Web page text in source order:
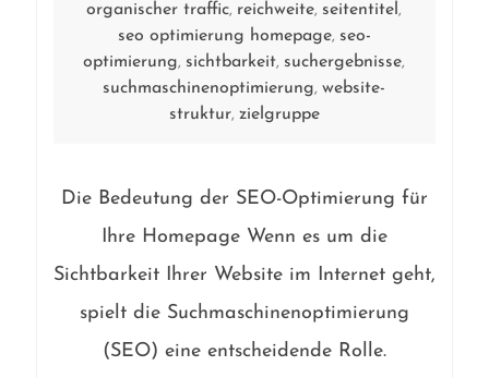
organischer traffic, reichweite, seitentitel ,
seo optimierung homepage, seo-
optimierung, sichtbarkeit, suchergebnisse,
suchmaschinenoptimierung,website-
struktur, zielgruppe
Die Bedeutung der SEO-Optimierung für
Ihre Homepage Wenn es um die
Sichtbarkeit Ihrer Website im Internet geht,
spielt die Suchmaschinenoptimierung
(SEO) eine entscheidende Rolle.